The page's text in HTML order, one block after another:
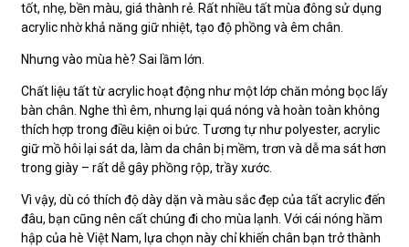
tốt, nhẹ, bền màu, giá thành rẻ. Rất nhiều tất mùa đông sử dụng
acrylic nhờ khả năng giữ nhiệt, tạo độ phồng và êm chân.
Nhưng vào mùa hè? Sai lầm lớn.
Chất liệu tất từ acrylic hoạt động như một lớp chăn mỏng bọc lấy
bàn chân. Nghe thì êm, nhưng lại quá nóng và hoàn toàn không
thích hợp trong điều kiện oi bức. Tương tự như polyester, acrylic
giữ mồ hôi lại sát da, làm da chân bị mềm, trơn và dễ ma sát hơn
trong giày – rất dễ gây phồng rộp, trầy xước.
Vì vậy, dù có thích độ dày dặn và màu sắc đẹp của tất acrylic đến
đâu, bạn cũng nên cất chúng đi cho mùa lạnh. Với cái nóng hầm
hập của hè Việt Nam, lựa chọn này chỉ khiến chân bạn trở thành